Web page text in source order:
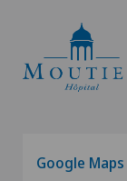
Google Maps